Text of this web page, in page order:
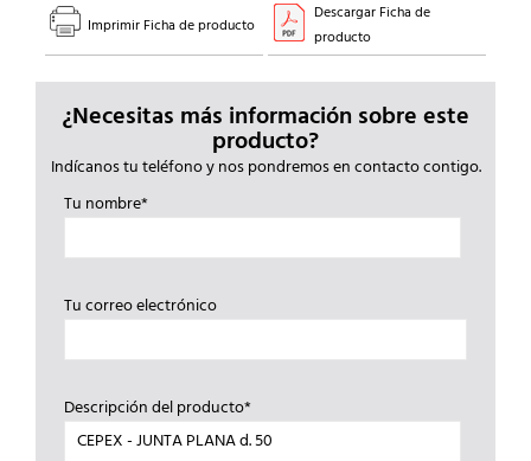
Imprimir Ficha de producto
Descargar Ficha de
producto
¿Necesitas más información sobre este
producto?
Indícanos tu teléfono y nos pondremos en contacto contigo.
Tu nombre*
Tu correo electrónico
Descripción del producto*